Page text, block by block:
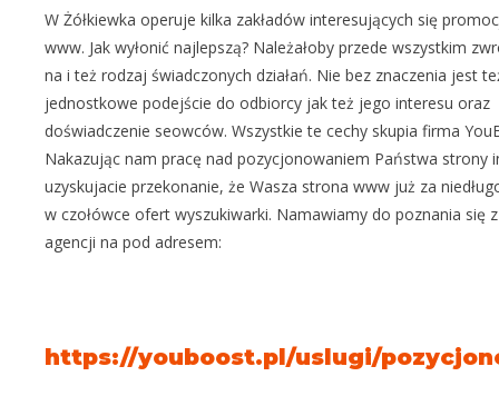
W Żółkiewka operuje kilka zakładów interesujących się
www. Jak wyłonić najlepszą? Należałoby przede wszystkim
na i też rodzaj świadczonych działań. Nie bez znaczenia jest
jednostkowe podejście do odbiorcy jak też jego interesu oraz
doświadczenie seowców. Wszystkie te cechy skupia firma
Nakazując nam pracę nad pozycjonowaniem Państwa strony
uzyskujacie przekonanie, że Wasza strona www już za
w czołówce ofert wyszukiwarki. Namawiamy do poznania się
agencji na pod adresem:
https://youboost.pl/uslugi/